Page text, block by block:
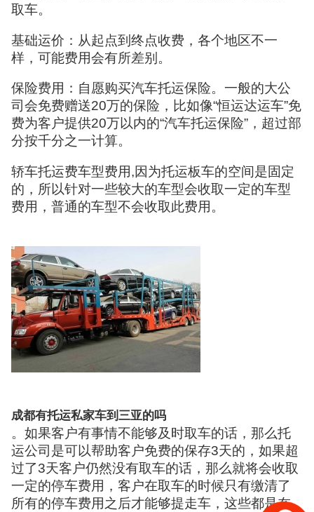
取车。
基础运价：从起点到终点收费，各个地区不一
样，可能费用会有所差别。
保险费用：自愿购买汽车托运保险。一般的大公
司会免费赠送20万的保险，比如像“恒运达运车”免
费为客户提供20万以内的“汽车托运保险”，超过部
分按千分之一计算。
轿车托运费车型费用,因为托运板车的空间是固定
的，所以针对一些较大的车型会收取一定的车型
费用，普通的车型不会收取此费用。
成都有托运私家车到三亚的吗
。如果客户有事情不能够及时取车的话，那么托
运公司是可以帮助客户免费的保存3天的，如果超
过了3天客户仍然没有取车的话，那么就将会收取
一定的停车费用，客户在取车的时候只有缴清了
所有的停车费用之后才能够提走车，这些都是在